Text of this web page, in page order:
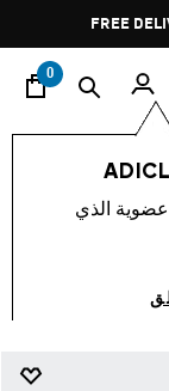
0
الذي